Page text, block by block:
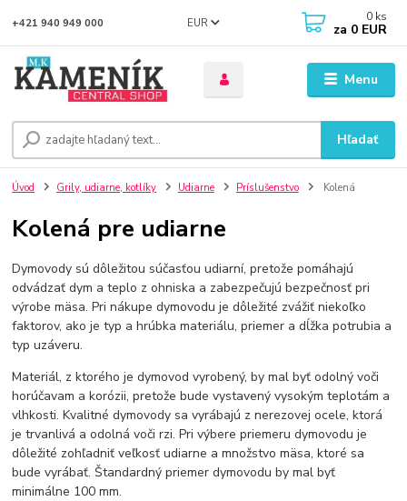
Menu
EUR
Hľadať
+421 940 949 000 0 ks
za 0 EUR
Úvod Grily, udiarne, kotlíky Udiarne Príslušenstvo Kolená
Kolená pre udiarne
Dymovody sú dôležitou súčasťou udiarní, pretože pomáhajú
odvádzať dym a teplo z ohniska a zabezpečujú bezpečnosť pri
výrobe mäsa. Pri nákupe dymovodu je dôležité zvážiť niekoľko
faktorov, ako je typ a hrúbka materiálu, priemer a dĺžka potrubia a
typ uzáveru.
Materiál, z ktorého je dymovod vyrobený, by mal byť odolný voči
horúčavam a korózii, pretože bude vystavený vysokým teplotám a
vlhkosti. Kvalitné dymovody sa vyrábajú z nerezovej ocele, ktorá
je trvanlivá a odolná voči rzi. Pri výbere priemeru dymovodu je
dôležité zohľadniť veľkosť udiarne a množstvo mäsa, ktoré sa
bude vyrábať. Štandardný priemer dymovodu by mal byť
minimálne 100 mm.